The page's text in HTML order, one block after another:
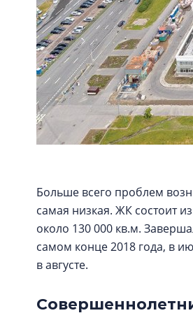
Больше всего проблем
самая низкая. ЖК состоит
около 130 000 кв.м.
самом конце 2018 года, в
в августе.